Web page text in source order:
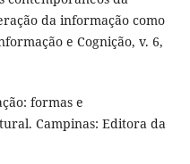
da informação como
e Cognição, v. 6,
formas e
Campinas: Editora da